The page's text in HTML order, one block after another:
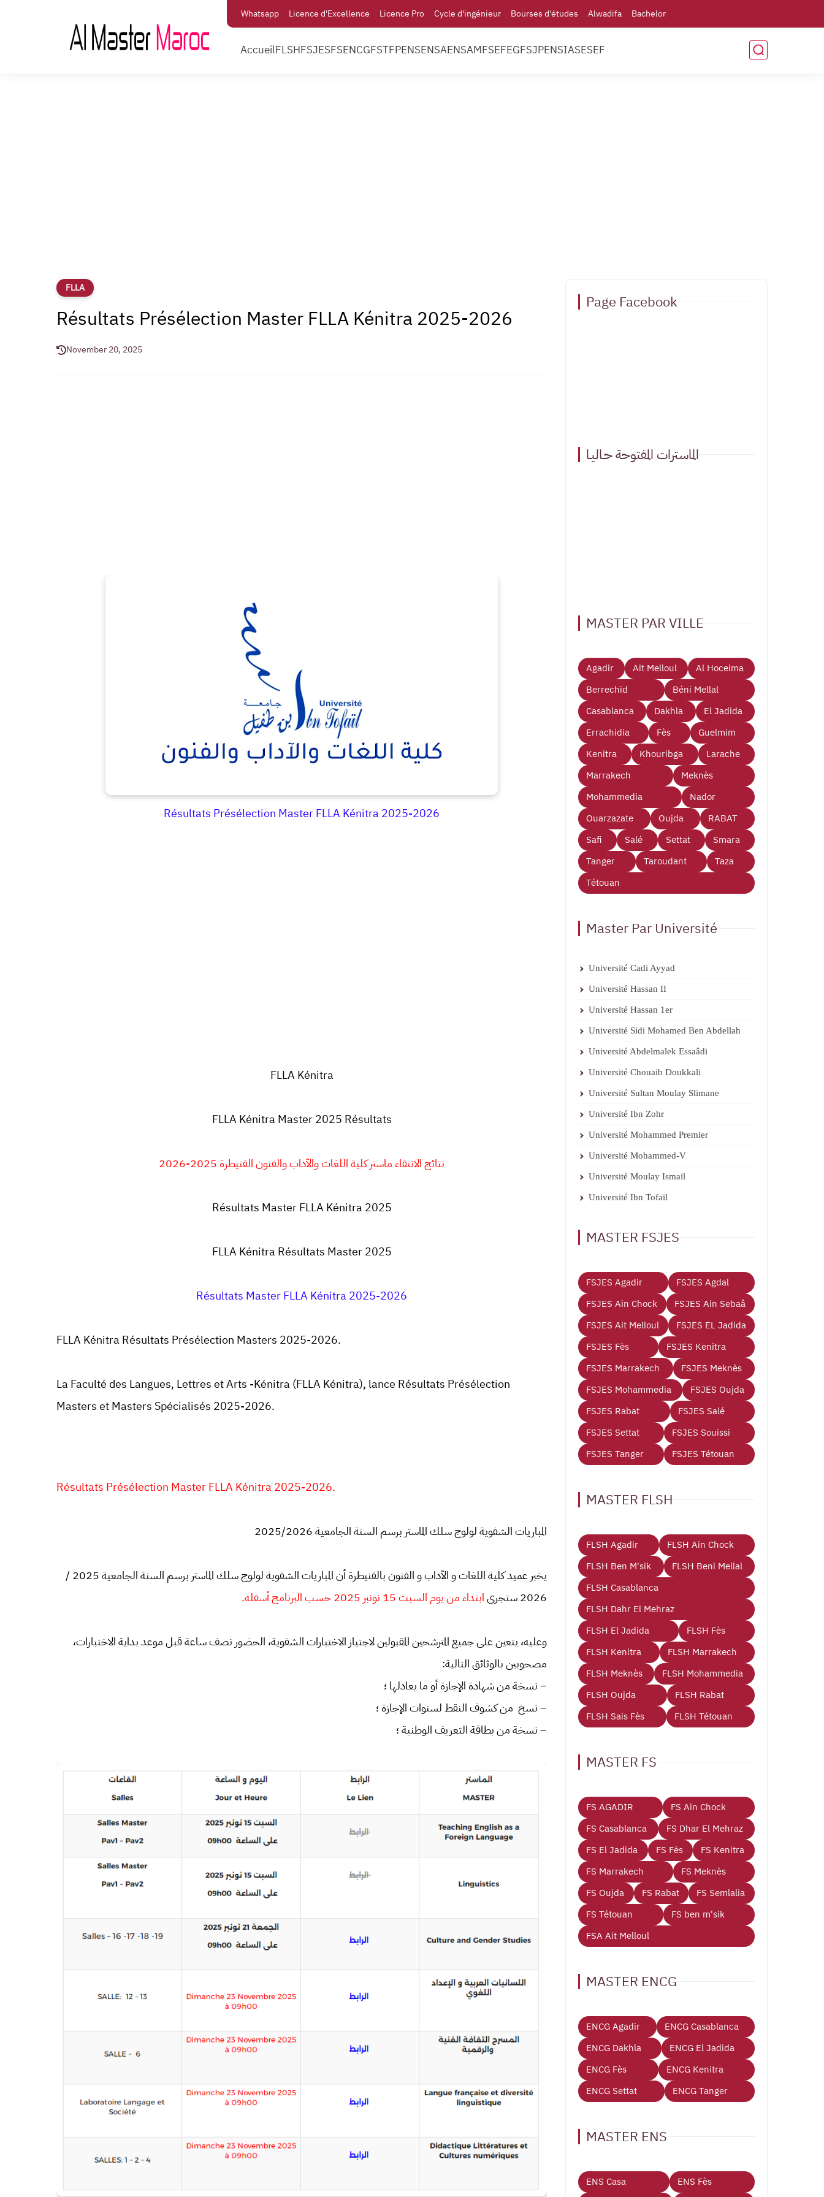
Whatsapp Licence d'Excellence Licence Pro Cycle d'ingénieur Bourses d'études Alwadifa Bachelor
AccueilFLSHFSJESFSENCGFSTFPENSENSAENSAMFSEFEGFSJPENSIASESEF
FLLA
Résultats Présélection Master FLLA Kénitra 2025-2026
November 20, 2025
Résultats Présélection Master FLLA Kénitra 2025-2026
FLLA Kénitra
FLLA Kénitra Master 2025 Résultats
نتائج الانتقاء ماستر كلية اللغات والآداب والفنون القنيطرة 2025-2026
Résultats Master FLLA Kénitra 2025
FLLA Kénitra Résultats Master 2025
Résultats Master FLLA Kénitra 2025-2026
FLLA Kénitra Résultats Présélection Masters 2025-2026.
La Faculté des Langues, Lettres et Arts -Kénitra (FLLA Kénitra), lance Résultats Présélection
Masters et Masters Spécialisés 2025-2026.
Résultats Présélection Master FLLA Kénitra 2025-2026.
المباريات الشفوية لولوج سلك الماستر برسم السنة الجامعية 2025/2026
يخبر عميد كلية اللغات و الآداب و الفنون بالقنيطرة أن المباريات الشفوية لولوج سلك الماستر برسم السنة الجامعية 2025 /
2026 ستجرى
ابتداء من يوم السبت 15 نونبر 2025 حسب البرنامج أسفله.
وعليه، يتعين على جميع المترشحين المقبولين لاجتياز الاختبارات الشفوية، الحضور نصف ساعة قبل موعد بداية الاختبارات،
مصحوبين بالوثائق التالية:
– نسخة من شهادة الإجازة أو ما يعادلها ؛
– نسخ من كشوف النقط لسنوات الإجازة ؛
– نسخة من بطاقة التعريف الوطنية ؛
Page Facebook
الماسترات المفتوحة حـاليـا
MASTER PAR VILLE
Agadir Ait Melloul
Al Hoceima
Berrechid
Béni Mellal
Casablanca
Dakhla
El Jadida
Errachidia
Fès
Guelmim
Kenitra
Khouribga
Larache
Marrakech
Meknès
Mohammedia
Nador
Ouarzazate
Oujda
RABAT
Safi
Salé Settat
Smara
Tanger
Taroudant
Taza
Tétouan
Master Par Université
Université Cadi Ayyad
Université Hassan II
Université Hassan 1er
Université Sidi Mohamed Ben Abdellah
Université Abdelmalek Essaâdi
Université Chouaib Doukkali
Université Sultan Moulay Slimane
Université Ibn Zohr
Université Mohammed Premier
Université Mohammed-V
Université Moulay Ismail
Université Ibn Tofail
MASTER FSJES
FSJES Agadir
FSJES Agdal
FSJES Ain Chock
FSJES Ain Sebaâ
FSJES Ait Melloul
FSJES EL Jadida
FSJES Fès
FSJES Kenitra
FSJES Marrakech
FSJES Meknès
FSJES Mohammedia
FSJES Oujda
FSJES Rabat
FSJES Salé
FSJES Settat
FSJES Souissi
FSJES Tanger
FSJES Tétouan
MASTER FLSH
FLSH Agadir
FLSH Ain Chock
FLSH Ben M'sik
FLSH Beni Mellal
FLSH Casablanca
FLSH Dahr El Mehraz
FLSH El Jadida
FLSH Fès
FLSH Kenitra
FLSH Marrakech
FLSH Meknès
FLSH Mohammedia
FLSH Oujda
FLSH Rabat
FLSH Sais Fès
FLSH Tétouan
MASTER FS
FS AGADIR
FS Ain Chock
FS Casablanca
FS Dhar El Mehraz
FS El Jadida
FS Fès
FS Kenitra
FS Marrakech
FS Meknès
FS Oujda
FS Rabat
FS Semlalia
FS Tétouan
FS ben m'sik
FSA Ait Melloul
MASTER ENCG
ENCG Agadir
ENCG Casablanca
ENCG Dakhla
ENCG El Jadida
ENCG Fès
ENCG Kenitra
ENCG Settat
ENCG Tanger
MASTER ENS
ENS Casa
ENS Fès